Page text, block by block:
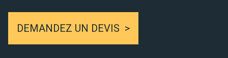
DEMANDEZ UN DEVIS